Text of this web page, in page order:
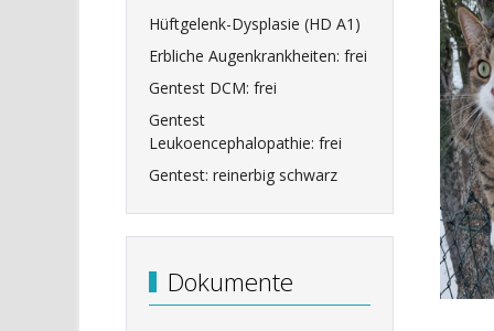
Hüftgelenk-Dysplasie (HD A1)
Erbliche Augenkrankheiten: frei
Gentest DCM: frei
Gentest
Leukoencephalopathie: frei
Gentest: reinerbig schwarz
Dokumente